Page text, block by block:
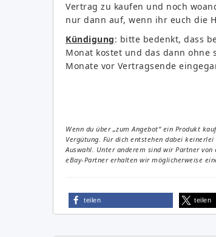
Vertrag zu kaufen und noch
nur dann auf, wenn ihr euch die
Kündigung: bitte bedenkt, dass
Monat kostet und das dann ohne
Monate vor Vertragsende
Wenn du über „zum Angebot“ ein Produkt
Vergütung. Für dich entstehen dabei
Auswahl. Unter anderem sind wir Partner
eBay-Partner erhalten wir möglicherweise
teilen teilen